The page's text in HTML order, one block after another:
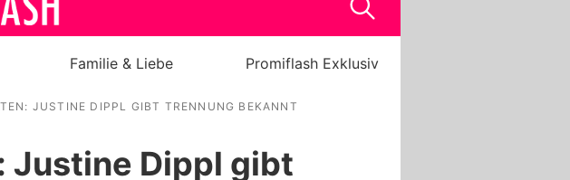
Familie & Liebe Promiflash Exklusiv
JUSTINE DIPPL GIBT TRENNUNG BEKANNT
Justine Dippl gibt